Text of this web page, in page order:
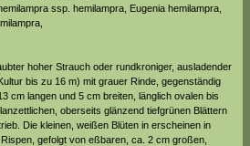
ssp. hemilampra, Eugenia hemilampra,
hoher Strauch oder rundkroniger, ausladender
bis zu 16 m) mit grauer Rinde, gegenständig
cm langen und 5 cm breiten, länglich ovalen bis
oberseits glänzend tiefgrünen Blättern
Die kleinen, weißen Blüten in erscheinen in
gefolgt von eßbaren, ca. 2 cm großen,